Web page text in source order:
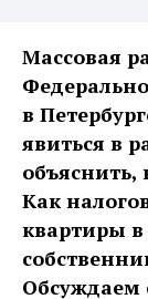
Массовая
в
явиться в
объяснить,
Как
квартиры в
Обсуждаем